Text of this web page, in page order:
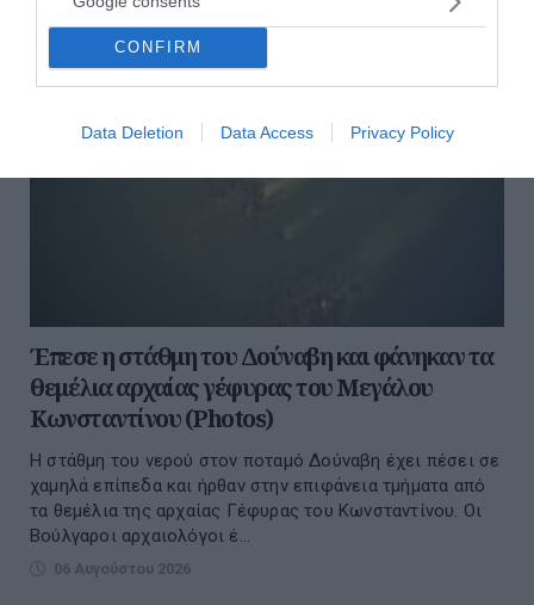
CONFIRM
Data Deletion Data Access Privacy Policy
Έπεσε η στάθμη του Δούναβη και φάνηκαν τα
θεμέλια αρχαίας γέφυρας του Μεγάλου
Κωνσταντίνου (Photos)
Η στάθμη του νερού στον ποταμό Δούναβη έχει πέσει σε
χαμηλά επίπεδα και ήρθαν στην επιφάνεια τμήματα από
τα θεμέλια της αρχαίας Γέφυρας του Κωνσταντίνου. Οι
Βούλγαροι αρχαιολόγοι έ...
06 Αυγούστου 2026